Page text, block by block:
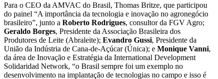
Para o CEO da AMVAC do Brasil, Thomas Britze, que participou
do painel “A importância da tecnologia e inovação no agronegócio
brasileiro”, junto a Roberto Rodrigues, consultor da FGV Agro;
Geraldo Borges, Presidente da Associação Brasileira dos
Produtores de Leite (Abraleite); Evandro Gussi, Presidente da
União da Indústria de Cana-de-Açúcar (Única); e Monique Vanni,
da área de Inovação e Estratégia da International Development
Solidaridad Network, “o Brasil sempre foi um exemplo no
desenvolvimento na implantação de tecnologias no campo e isso é